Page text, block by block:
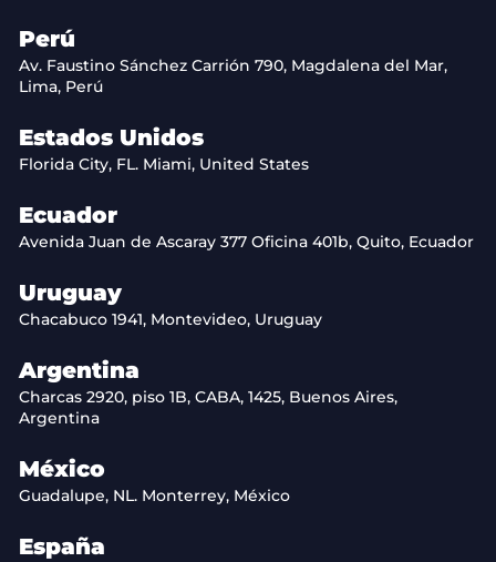
Perú
Av. Faustino Sánchez Carrión 790, Magdalena del Mar,
Lima, Perú
Estados Unidos
Florida City, FL. Miami, United States
Ecuador
Avenida Juan de Ascaray 377 Oficina 401b, Quito, Ecuador
Uruguay
Chacabuco 1941, Montevideo, Uruguay
Argentina
Charcas 2920, piso 1B, CABA, 1425, Buenos Aires,
Argentina
México
Guadalupe, NL. Monterrey, México
España